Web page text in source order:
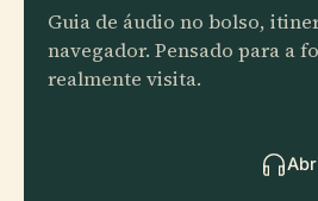
Guia de áudio no bolso,
navegador. Pensado para a
realmente visita.